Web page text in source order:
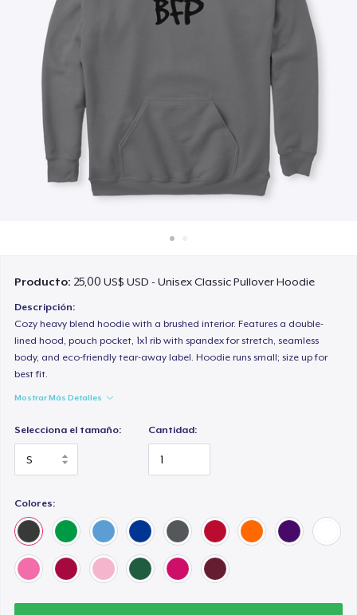
Producto: 25,00 US$ USD - Unisex Classic Pullover Hoodie
Descripción:
Cozy heavy blend hoodie with a brushed interior. Features a double-
lined hood, pouch pocket, 1x1 rib with spandex for stretch, seamless
body, and eco-friendly tear-away label. Hoodie runs small; size up for
best fit.
Mostrar Más Detalles
Selecciona el tamaño: Cantidad:
Colores: